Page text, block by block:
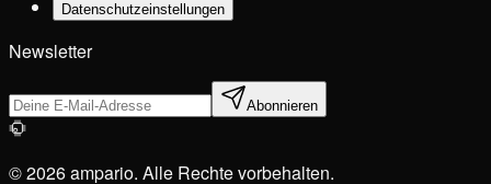
Datenschutzeinstellungen
Newsletter
Abonnieren
© 2026 ampario. Alle Rechte vorbehalten.